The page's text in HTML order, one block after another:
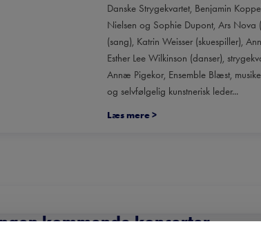
Danske Strygekvartet, Benjamin
Nielsen og Sophie Dupont, Ars Nova
(sang), Katrin Weisser (skuespiller),
Esther Lee Wilkinson (danser),
Annæ Pigekor, Ensemble Blæst,
og selvfølgelig kunstnerisk leder...
Læs mere>
kommende koncerter